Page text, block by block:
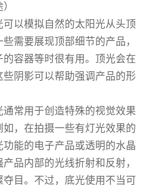
以模拟自然的太阳光从头顶
需要展现顶部细节的产品，
容器等时很有用。顶光会在
阴影可以帮助强调产品的形
常用于创造特殊的视觉效果
，在拍摄一些有灯光效果的
能的电子产品或透明的水晶
品内部的光线折射和反射，
目。不过，底光使用不当可